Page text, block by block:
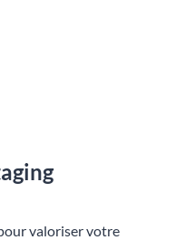
valoriser votre